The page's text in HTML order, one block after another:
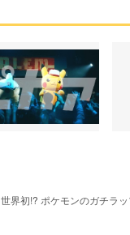
世界初!? ポケモンのガチラ